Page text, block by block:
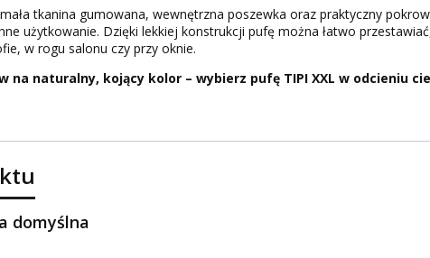
tkanina gumowana, wewnętrzna poszewka oraz praktyczny
użytkowanie. Dzięki lekkiej konstrukcji pufę można łatwo
w rogu salonu czy przy oknie.
na naturalny, kojący kolor – wybierz pufę TIPI XXL w odcieniu
domyślna